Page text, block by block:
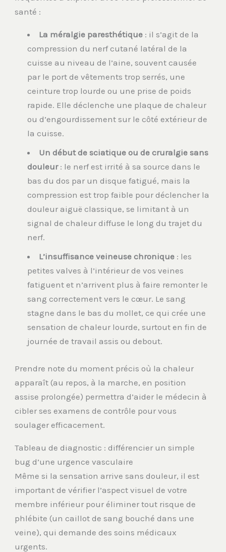
santé :
La méralgie paresthétique : il s’agit de la
compression du nerf cutané latéral de la
cuisse au niveau de l’aine, souvent causée
par le port de vêtements trop serrés, une
ceinture trop lourde ou une prise de poids
rapide. Elle déclenche une plaque de chaleur
ou d’engourdissement sur le côté extérieur de
la cuisse.
Un début de sciatique ou de cruralgie sans
douleur: le nerf est irrité à sa source dans le
bas du dos par un disque fatigué, mais la
compression est trop faible pour déclencher la
douleur aiguë classique, se limitant à un
signal de chaleur diffuse le long du trajet du
nerf.
L’insuffisance veineuse chronique : les
petites valves à l’intérieur de vos veines
fatiguent et n’arrivent plus à faire remonter le
sang correctement vers le cœur. Le sang
stagne dans le bas du mollet, ce qui crée une
sensation de chaleur lourde, surtout en fin de
journée de travail assis ou debout.
Prendre note du moment précis où la chaleur
apparaît (au repos, à la marche, en position
assise prolongée) permettra d’aider le médecin à
cibler ses examens de contrôle pour vous
soulager efficacement.
Tableau de diagnostic : différencier un simple
bug d’une urgence vasculaire
Même si la sensation arrive sans douleur, il est
important de vérifier l’aspect visuel de votre
membre inférieur pour éliminer tout risque de
phlébite (un caillot de sang bouché dans une
veine), qui demande des soins médicaux
urgents.